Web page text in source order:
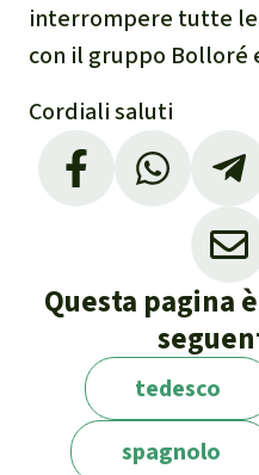
interrompere tutte
con il gruppo Bolloré
Cordiali saluti
Questa pagina
tedesco
spagnolo